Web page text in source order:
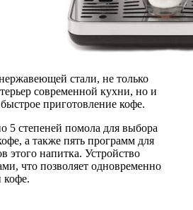
стали, не только
современной кухни, но и
приготовление кофе.
5 степеней помола для выбора
а также пять программ для
этого напитка. Устройство
что позволяет одновременно
кофе.